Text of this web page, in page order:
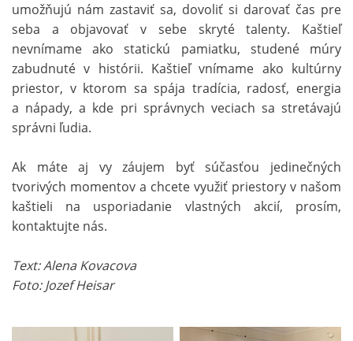
umožňujú nám zastaviť sa, dovoliť si darovať čas pre
seba a objavovať v sebe skryté talenty. Kaštieľ
nevnímame ako statickú pamiatku, studené múry
zabudnuté v histórii. Kaštieľ vnímame ako kultúrny
priestor, v ktorom sa spája tradícia, radosť, energia
a nápady, a kde pri správnych veciach sa stretávajú
správni ľudia.
Ak máte aj vy záujem byť súčasťou jedinečných
tvorivých momentov a chcete využiť priestory v našom
kaštieli na usporiadanie vlastných akcií, prosím,
kontaktujte nás.
Text: Alena Kovacova
Foto: Jozef Heisar